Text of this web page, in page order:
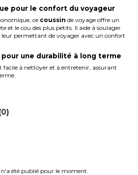
pour le confort du voyageur
ce coussinde voyage offre un
et le cou des plus petits. Il aide à soulager
leur permettant de voyager avec un confort
une durabilité à long terme
facile à nettoyer et à entretenir, assurant
été publié pour le moment.